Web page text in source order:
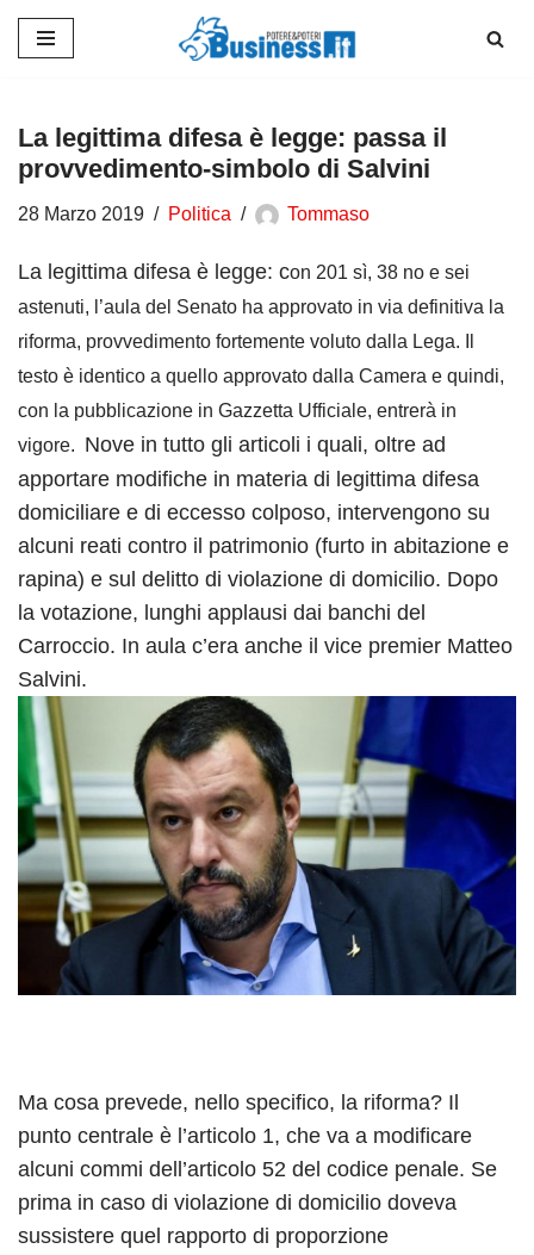
contenuto
La legittima difesa è legge: passa il
provvedimento-simbolo di Salvini
28 Marzo 2019 Politica Tommaso
La legittima difesa è legge: con 201 sì, 38 no e sei
astenuti, l’aula del Senato ha approvato in via definitiva la
riforma, provvedimento fortemente voluto dalla Lega. Il
testo è identico a quello approvato dalla Camera e quindi,
con la pubblicazione in Gazzetta Ufficiale, entrerà in
vigore. Nove in tutto gli articoli i quali, oltre ad
apportare modifiche in materia di legittima difesa
domiciliare e di eccesso colposo, intervengono su
alcuni reati contro il patrimonio (furto in abitazione e
rapina) e sul delitto di violazione di domicilio. Dopo
la votazione, lunghi applausi dai banchi del
Carroccio. In aula c’era anche il vice premier Matteo
Salvini.
Ma cosa prevede, nello specifico, la riforma? Il
punto centrale è l’articolo 1, che va a modificare
alcuni commi dell’articolo 52 del codice penale. Se
prima in caso di violazione di domicilio doveva
sussistere quel rapporto di proporzione